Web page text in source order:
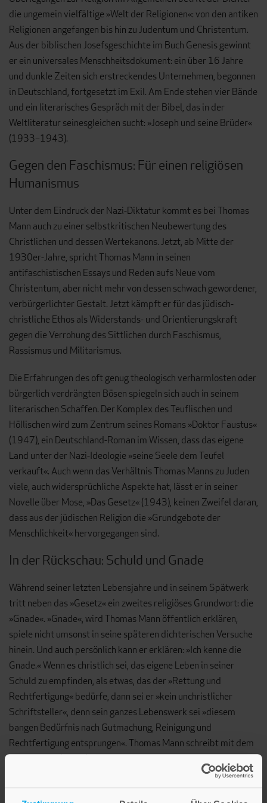
die ungemein vielfältige »Welt der Religionen«: von den antiken
Religionen angefangen bis hin zu Judentum und Christentum.
Aus der biblischen Josefsgeschichte im Buch Genesis gewinnt
er ein universales Menschheitsdokument: ein über 16 Jahre
und dunkle Zeiten sich erstreckendes Unternehmen, begonnen
in Deutschland, fortgesetzt im Exil. Am Ende stehen vier Bände
und ein literarisches Gespräch mit der Bibel, das in der
Weltliteratur seinesgleichen sucht: »Joseph und seine Brüder«
(1933–1943).
Gegen den Faschismus: Für einen religiösen
Humanismus
Unter dem Eindruck der Nazi-Diktatur kommt es bei Thomas
Mann auch zu einer selbstkritischen Neubewertung des
Christlichen und dessen Wertekanons. Jetzt, ab Mitte der
1930er-Jahre, spricht Thomas Mann in seinen
antifaschistischen Essays und Reden aufs Neue vom
Christentum, aber nicht mehr von dessen schwach gewordener,
verbürgerlichter Gestalt. Jetzt kämpft er für das jüdisch-
christliche Ethos als Widerstands- und Orientierungskraft
gegen die Verrohung des Sittlichen durch Faschismus,
Rassismus und Militarismus.
Die Erfahrungen des oft genug theologisch verharmlosten oder
bürgerlich verdrängten Bösen spiegeln sich auch in seinem
literarischen Schaffen. Der Komplex des Teuflischen und
Höllischen wird zum Zentrum seines Romans »Doktor Faustus«
(1947), ein Deutschland-Roman im Wissen, dass das eigene
Land unter der Nazi-Ideologie »seine Seele dem Teufel
verkauft«. Auch wenn das Verhältnis Thomas Manns zu Juden
viele, auch widersprüchliche Aspekte hat, lässt er in seiner
Novelle über Mose, »Das Gesetz« (1943), keinen Zweifel daran,
dass aus der jüdischen Religion die »Grundgebote der
Menschlichkeit« hervorgegangen sind.
In der Rückschau: Schuld und Gnade
Während seiner letzten Lebensjahre und in seinem Spätwerk
tritt neben das »Gesetz« ein zweites religiöses Grundwort: die
»Gnade«. »Gnade«, wird Thomas Mann öffentlich erklären,
spiele nicht umsonst in seine späteren dichterischen Versuche
hinein. Und auch persönlich kann er erklären: »Ich kenne die
Gnade.« Wenn es christlich sei, das eigene Leben in seiner
Schuld zu empfinden, als etwas, das der »Rettung und
Rechtfertigung« bedürfe, dann sei er »kein unchristlicher
Schriftsteller«, denn sein ganzes Lebenswerk sei »diesem
bangen Bedürfnis nach Gutmachung, Reinigung und
Rechtfertigung entsprungen«. Thomas Mann schreibt mit dem
»Erwählten« (1951) die Parabelgeschichte von einem Sünder,
der, tief gefallen, zu Reue und Buße fähig ist und so Vergebung
erlangen kann. Etwas also, das Thomas Mann im deutschen